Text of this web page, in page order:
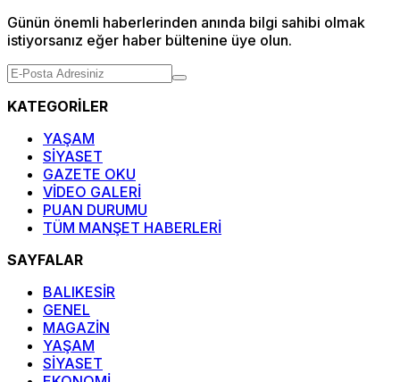
Günün önemli haberlerinden anında bilgi sahibi olmak
istiyorsanız eğer haber bültenine üye olun.
KATEGORİLER
YAŞAM
SİYASET
GAZETE OKU
VİDEO GALERİ
PUAN DURUMU
TÜM MANŞET HABERLERİ
SAYFALAR
BALIKESİR
GENEL
MAGAZİN
YAŞAM
SİYASET